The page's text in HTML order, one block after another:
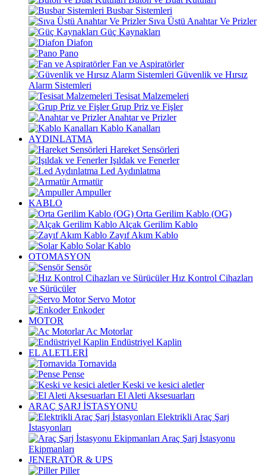
Busbar Sistemleri
Sıva Üstü Anahtar Ve Prizler
Güç Kaynakları
Diafon
Pano
Fan ve Aspiratörler
Güvenlik ve Hırsız
Alarm Sistemleri
Tesisat Malzemeleri
Grup Priz ve Fişler
Anahtar ve Prizler
Kablo Kanalları
AYDINLATMA
Hareket Sensörleri
Işıldak ve Fenerler
Led Aydınlatma
Armatür
Ampuller
KABLO
Orta Gerilim Kablo (OG)
Alçak Gerilim Kablo
Zayıf Akım Kablo
Solar Kablo
OTOMASYON
Sensör
Hız Kontrol Cihazları
ve Sürücüler
Servo Motor
Enkoder
MOTOR
Ac Motorlar
Endüstriyel Kaplin
EL ALETLERİ
Tornavida
Pense
Keski ve kesici aletler
El Aleti Aksesuarları
ARAÇ ŞARJ İSTASYONU
Elektrikli Araç Şarj
İstasyonları
Araç Şarj İstasyonu
Ekipmanları
JENERATÖR & UPS
Piller